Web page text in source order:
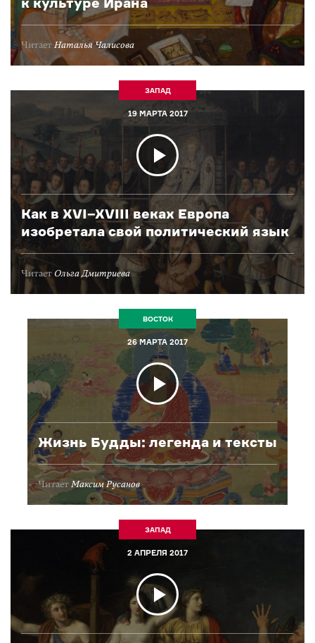
ЧитаетНаталья Чалисова
ЗАПАД
19 МАРТА 2017
Как в XVI–XVIII веках Европа
изобретала свой политический язык
Читает Ольга Дмитриева
ВОСТОК
26 МАРТА 2017
Жизнь Будды: легенда и тексты
ЧитаетМаксим Русанов
ЗАПАД
2 АПРЕЛЯ 2017